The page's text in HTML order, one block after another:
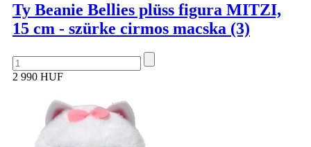
Ty Beanie Bellies plüss figura MITZI,
15 cm - szürke cirmos macska (3)
2 990 HUF